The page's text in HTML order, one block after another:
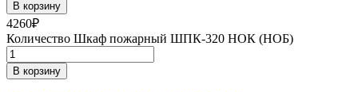
В корзину
4260₽
Количество Шкаф пожарный ШПК-320 НОК (НОБ)
В корзину